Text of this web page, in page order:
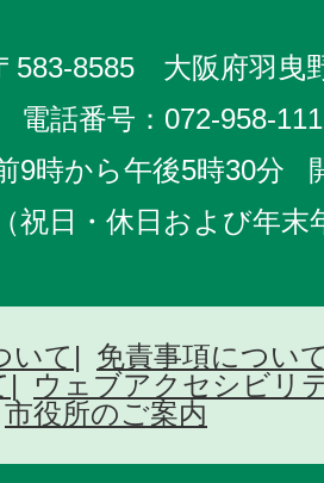
583-8585 大阪府羽曳
電話番号： 072-958-
9時から午後5時30分
（祝日・休日および年
いて
免責事項につい
ウェブアクセシビリ
市役所のご案内